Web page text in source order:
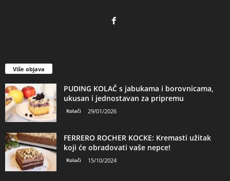
Više objava
PUDING KOLAČ s jabukama i borovnicama,
ukusan i jednostavan za pripremu
Kolači 29/01/2026
FERRERO ROCHER KOCKE: Kremasti užitak
koji će obradovati vaše nepce!
Kolači 15/10/2024